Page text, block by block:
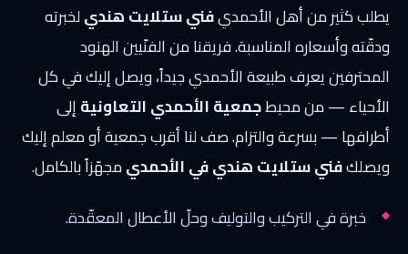
يطلب كثير من أهل الأحمديفني ستلايت هنديلخبرته
ودقّته وأسعاره المناسبة. فريقنا من الفنّيين الهنود
المحترفين يعرف طبيعة الأحمدي جيداً، ويصل إليك في كل
الأحياء — من محيطجمعية الأحمدي التعاونيةإلى
أطرافها — بسرعة والتزام. صف لنا أقرب جمعية أو معلم إليك
ويصلكفني ستلايت هندي في الأحمديمجهّزاً بالكامل.
خبرة في التركيب والتوليف وحلّ الأعطال المعقّدة.